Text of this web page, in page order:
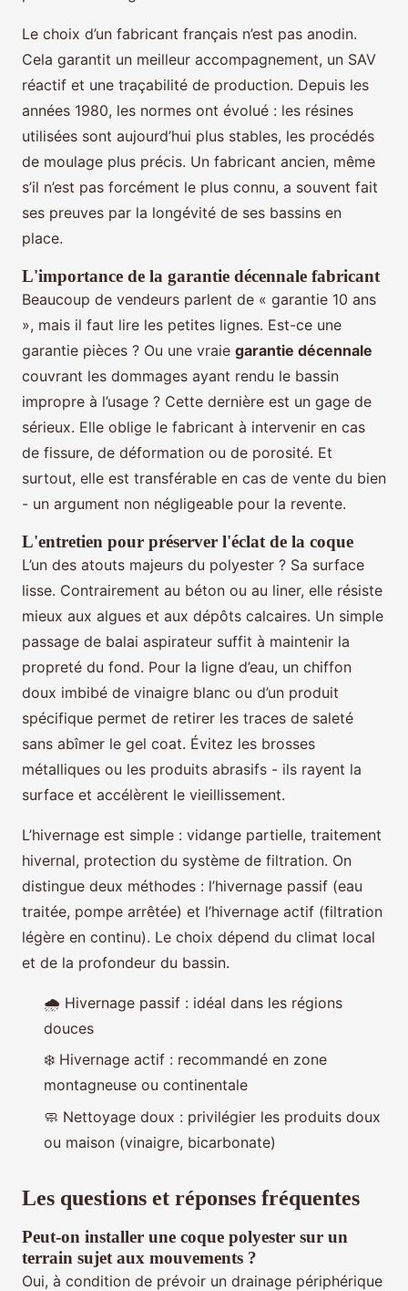
Le choix d’un fabricant français n’est pas anodin.
Cela garantit un meilleur accompagnement, un SAV
réactif et une traçabilité de production. Depuis les
années 1980, les normes ont évolué : les résines
utilisées sont aujourd’hui plus stables, les procédés
de moulage plus précis. Un fabricant ancien, même
s’il n’est pas forcément le plus connu, a souvent fait
ses preuves par la longévité de ses bassins en
place.
L'importance de la garantie décennale fabricant
Beaucoup de vendeurs parlent de « garantie 10 ans
», mais il faut lire les petites lignes. Est-ce une
garantie pièces ? Ou une vraie garantie décennale
couvrant les dommages ayant rendu le bassin
impropre à l’usage ? Cette dernière est un gage de
sérieux. Elle oblige le fabricant à intervenir en cas
de fissure, de déformation ou de porosité. Et
surtout, elle est transférable en cas de vente du bien
- un argument non négligeable pour la revente.
L'entretien pour préserver l'éclat de la coque
L’un des atouts majeurs du polyester ? Sa surface
lisse. Contrairement au béton ou au liner, elle résiste
mieux aux algues et aux dépôts calcaires. Un simple
passage de balai aspirateur suffit à maintenir la
propreté du fond. Pour la ligne d’eau, un chiffon
doux imbibé de vinaigre blanc ou d’un produit
spécifique permet de retirer les traces de saleté
sans abîmer le gel coat. Évitez les brosses
métalliques ou les produits abrasifs - ils rayent la
surface et accélèrent le vieillissement.
L’hivernage est simple : vidange partielle, traitement
hivernal, protection du système de filtration. On
distingue deux méthodes : l’hivernage passif (eau
traitée, pompe arrêtée) et l’hivernage actif (filtration
légère en continu). Le choix dépend du climat local
et de la profondeur du bassin.
🌧️ Hivernage passif : idéal dans les régions
douces
❄️ Hivernage actif : recommandé en zone
montagneuse ou continentale
🧼 Nettoyage doux : privilégier les produits doux
ou maison (vinaigre, bicarbonate)
Les questions et réponses fréquentes
Peut-on installer une coque polyester sur un
terrain sujet aux mouvements ?
Oui, à condition de prévoir un drainage périphérique